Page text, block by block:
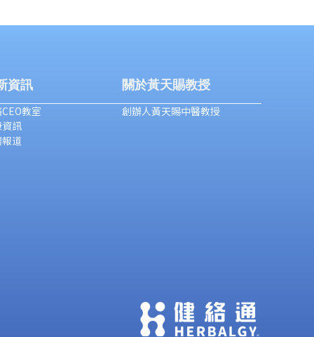
資訊
教室
訊
道
關於黃天賜教授
創辦人黃天賜中醫教授